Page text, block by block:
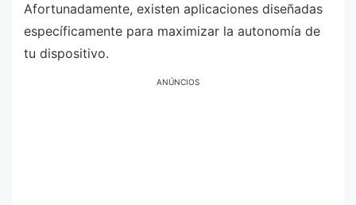
Afortunadamente, existen aplicaciones diseñadas
específicamente para maximizar la autonomía de
tu dispositivo.
ANÚNCIOS